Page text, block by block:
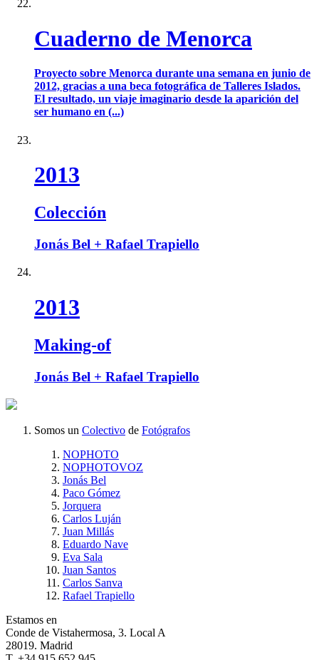
Cuaderno de Menorca
Proyecto sobre Menorca durante una semana en junio de
2012, gracias a una beca fotográfica de Talleres Islados.
El resultado, un viaje imaginario desde la aparición del
ser humano en (...)
2013
Colección
Jonás Bel + Rafael Trapiello
2013
Making-of
Jonás Bel + Rafael Trapiello
Somos un Colectivo de Fotógrafos
NOPHOTO
NOPHOTOVOZ
Jonás Bel
Paco Gómez
Jorquera
Carlos Luján
Juan Millás
Eduardo Nave
Eva Sala
Juan Santos
Carlos Sanva
Rafael Trapiello
Estamos en
Conde de Vistahermosa, 3. Local A
28019. Madrid